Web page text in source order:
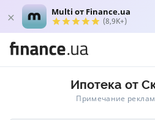
Multi от Finance.ua
(8,9K+)
Ипотека от
Примечание